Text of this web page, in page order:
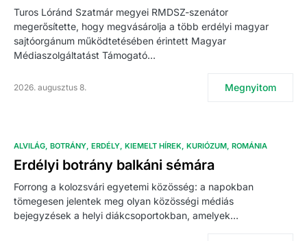
Turos Lóránd Szatmár megyei RMDSZ-szenátor
megerősítette, hogy megvásárolja a több erdélyi magyar
sajtóorgánum működtetésében érintett Magyar
Médiaszolgáltatást Támogató…
2026. augusztus 8. Megnyitom
ALVILÁG BOTRÁNY ERDÉLY KIEMELT HÍREK KURIÓZUM ROMÁNIA
Erdélyi botrány balkáni sémára
Forrong a kolozsvári egyetemi közösség: a napokban
tömegesen jelentek meg olyan közösségi médiás
bejegyzések a helyi diákcsoportokban, amelyek…